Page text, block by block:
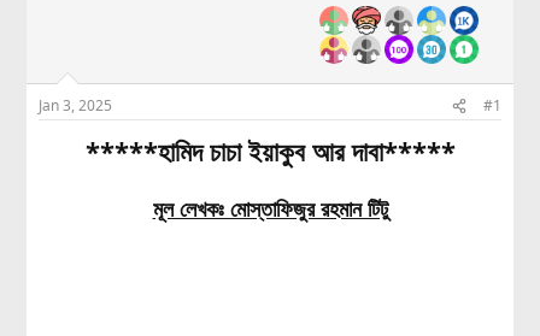
Jan 3, 2025 #1
*****হামিদ চাচা ইয়াকুব আর দাবা*****
মূল লেখকঃ মোস্তাফিজুর রহমান টিটু